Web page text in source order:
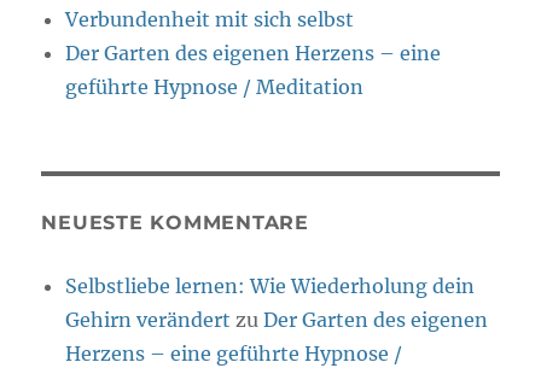
Verbundenheit mit sich selbst
Der Garten des eigenen Herzens – eine
geführte Hypnose / Meditation
NEUESTE KOMMENTARE
Selbstliebe lernen: Wie Wiederholung dein
Gehirn verändert zuDer Garten des eigenen
Herzens – eine geführte Hypnose /